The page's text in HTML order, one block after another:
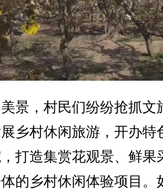
，村民们纷纷抢抓文
乡村休闲旅游，开办特
打造集赏花观景、鲜果
的乡村休闲体验项目。